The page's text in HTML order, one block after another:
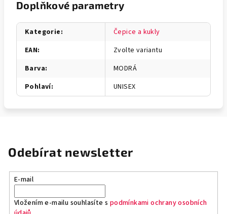
Doplňkové parametry
Kategorie:
Čepice a kukly
EAN:
Zvolte variantu
Barva:
MODRÁ
Pohlaví: UNISEX
Odebírat newsletter
E-mail
Vložením e-mailu souhlasíte s podmínkami ochrany osobních